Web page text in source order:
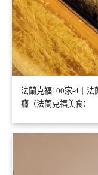
法蘭克福100家-4｜法
癮（法蘭克福美食）